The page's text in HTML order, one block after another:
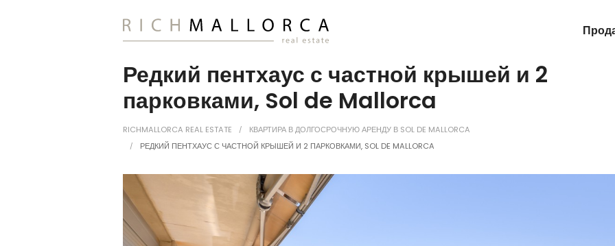
Редкий пентхаус с частной крышей и 2
парковками, Sol de Mallorca
RICHMALLORCA REAL ESTATE
КВАРТИРА В ДОЛГОСРОЧНУЮ АРЕНДУ В SOL DE MALLORCA
РЕДКИЙ ПЕНТХАУС С ЧАСТНОЙ КРЫШЕЙ И 2 ПАРКОВКАМИ, SOL DE MALLORCA